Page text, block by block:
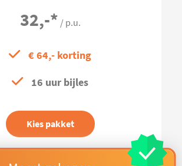
32,-* / p.u.
€ 64,- korting
16 uur bijles
Kies pakket